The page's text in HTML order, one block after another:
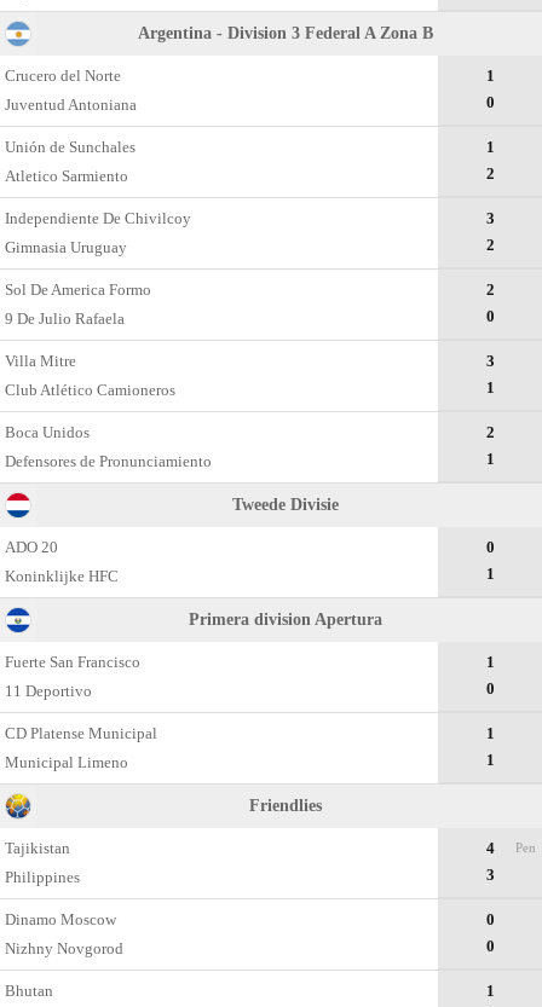
Argentina - Division 3 Federal A Zona B
Crucero del Norte
Juventud Antoniana
1
0
Unión de Sunchales
Atletico Sarmiento
1
2
Independiente De Chivilcoy
Gimnasia Uruguay
3
2
Sol De America Formo
9 De Julio Rafaela
2
0
Villa Mitre
Club Atlético Camioneros
3
1
Boca Unidos
Defensores de Pronunciamiento
2
1
Tweede Divisie
ADO 20
Koninklijke HFC
0
1
Primera division Apertura
Fuerte San Francisco
11 Deportivo
1
0
CD Platense Municipal
Municipal Limeno
1
1
Friendlies
Tajikistan
Philippines
4
3
Pen
Dinamo Moscow
Nizhny Novgorod
0
0
Bhutan
1